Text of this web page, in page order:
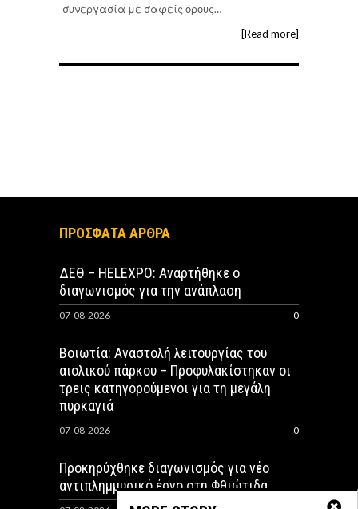
συνεργασία με σαφείς όρους…
[Read more]
ΠΡΟΣΦΑΤΑ ΑΡΘΡΑ
ΔΕΘ – HELEXPO: Αναρτήθηκε ο
διαγωνισμός για την ανάπλαση
07-08-2026 0
Βοιωτία: Αναστολή λειτουργίας του
αιολικού πάρκου – Προφυλακίστηκαν οι
τρεις κατηγορούμενοι για τη μεγάλη
πυρκαγιά
07-08-2026 0
Προκηρύχθηκε διαγωνισμός για νέo
αντιπλημμυρικό έργο στη Φθιώτιδα